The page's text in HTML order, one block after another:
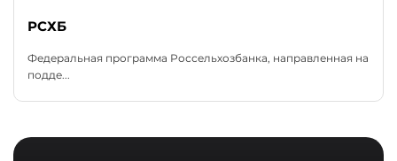
РСХБ
Федеральная программа Россельхозбанка, направленная на
подде...